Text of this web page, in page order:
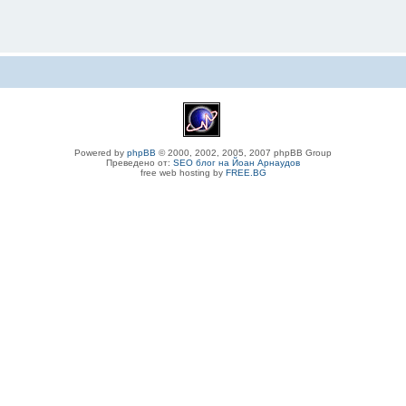
Powered by phpBB © 2000, 2002, 2005, 2007 phpBB Group
Преведено от: SEO блог на Йоан Арнаудов
free web hosting by FREE.BG